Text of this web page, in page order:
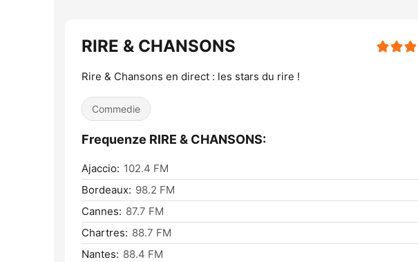
RIRE & CHANSONS
Rire & Chansons en direct : les stars du rire !
Commedie
Frequenze RIRE & CHANSONS:
Ajaccio: 102.4 FM
Bordeaux: 98.2 FM
Cannes: 87.7 FM
Chartres: 88.7 FM
Nantes: 88.4 FM